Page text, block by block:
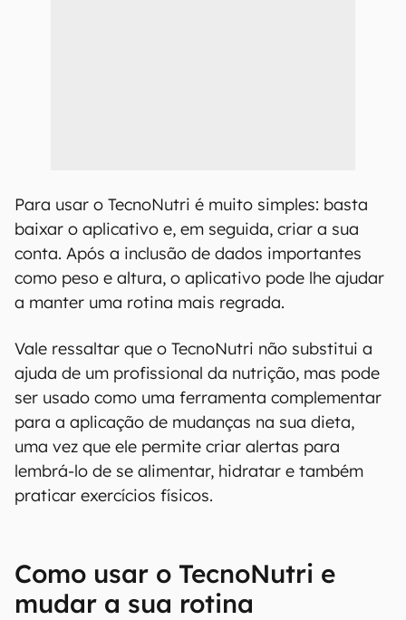
Para usar o TecnoNutri é muito simples: basta
baixar o aplicativo e, em seguida, criar a sua
conta. Após a inclusão de dados importantes
como peso e altura, o aplicativo pode lhe ajudar
a manter uma rotina mais regrada.
Vale ressaltar que o TecnoNutri não substitui a
ajuda de um profissional da nutrição, mas pode
ser usado como uma ferramenta complementar
para a aplicação de mudanças na sua dieta,
uma vez que ele permite criar alertas para
lembrá-lo de se alimentar, hidratar e também
praticar exercícios físicos.
Como usar o TecnoNutri e
mudar a sua rotina